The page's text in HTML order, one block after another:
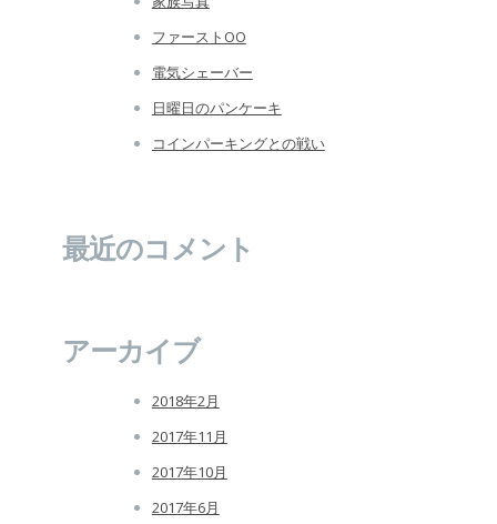
ファーストOO
電気シェーバー
日曜日のパンケーキ
コインパーキングとの戦い
最近のコメント
アーカイブ
2018年2月
2017年11月
2017年10月
2017年6月